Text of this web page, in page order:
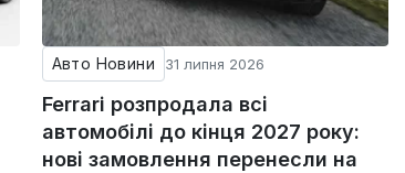
Авто Новини 31 липня 2026
Ferrari розпродала всі
автомобілі до кінця 2027 року:
нові замовлення перенесли на